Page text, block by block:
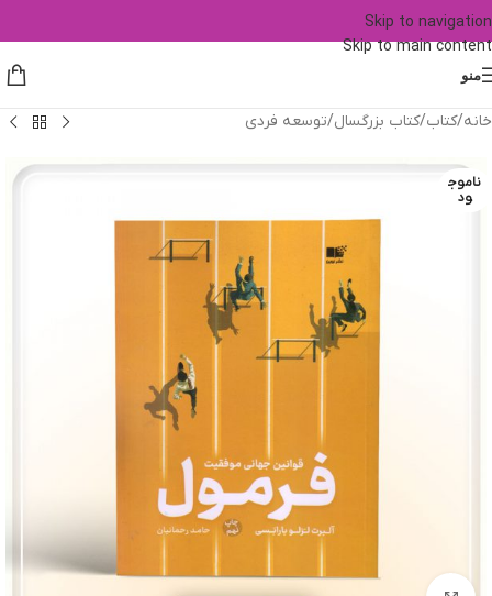
Skip to navigation
Skip to main content
منو
خانه/کتاب/کتاب بزرگسال/توسعه فردی
ناموج
ود